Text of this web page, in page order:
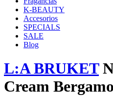
K-BEAUTY
Accesorios
SPECIALS
SALE
Blog
L:A BRUKET
Cream